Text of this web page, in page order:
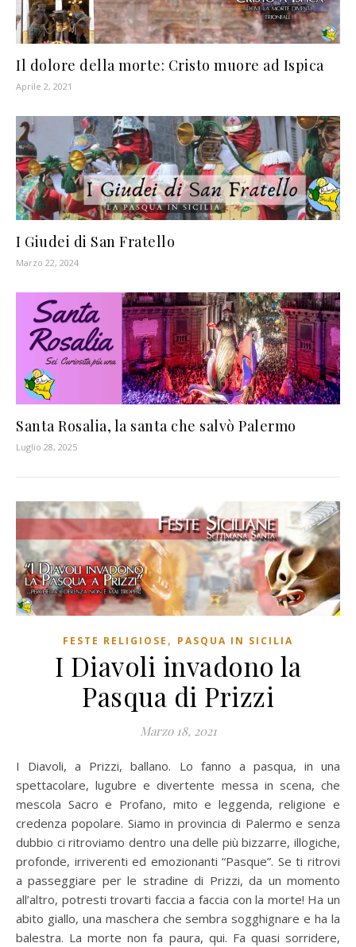
Il dolore della morte: Cristo muore ad Ispica
Aprile 2, 2021
I Giudei di San Fratello
Marzo 22, 2024
Santa Rosalia, la santa che salvò Palermo
Luglio 28, 2025
FESTE RELIGIOSE , PASQUA IN SICILIA
I Diavoli invadono la
Pasqua di Prizzi
Marzo 18, 2021
I Diavoli, a Prizzi, ballano. Lo fanno a pasqua, in una
spettacolare, lugubre e divertente messa in scena, che
mescola Sacro e Profano, mito e leggenda, religione e
credenza popolare. Siamo in provincia di Palermo e senza
dubbio ci ritroviamo dentro una delle più bizzarre, illogiche,
profonde, irriverenti ed emozionanti “Pasque”. Se ti ritrovi
a passeggiare per le stradine di Prizzi, da un momento
all’altro, potresti trovarti faccia a faccia con la morte! Ha un
abito giallo, una maschera che sembra sogghignare e ha la
balestra. La morte non fa paura, qui. Fa quasi sorridere,